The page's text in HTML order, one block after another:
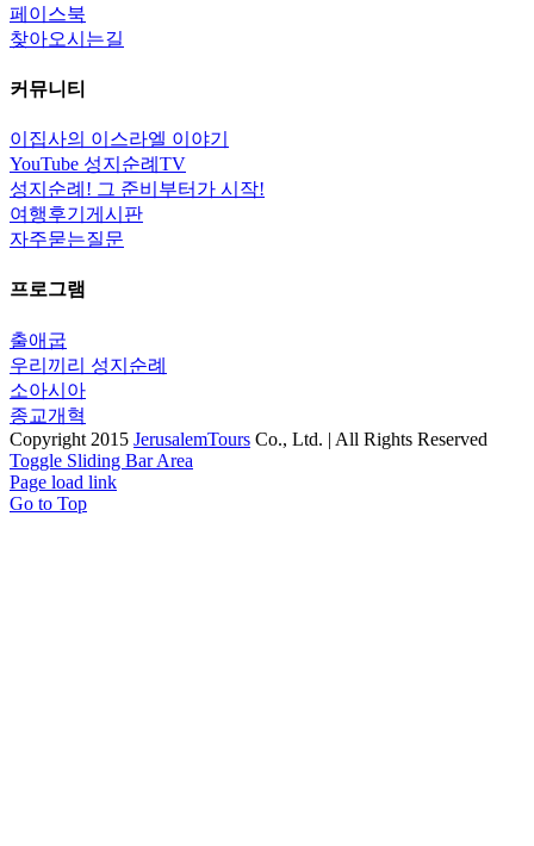
페이스북
찾아오시는길
커뮤니티
이집사의 이스라엘 이야기
YouTube 성지순례TV
성지순례! 그 준비부터가 시작!
여행후기게시판
자주묻는질문
프로그램
출애굽
우리끼리 성지순례
소아시아
종교개혁
Copyright 2015 JerusalemTours Co., Ltd. | All Rights Reserved
Toggle Sliding Bar Area
Page load link
Go to Top